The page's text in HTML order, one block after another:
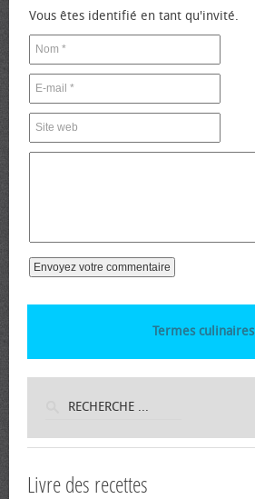
Vous êtes identifié en tant qu'invité.
Termes culinaires
Livre des recettes